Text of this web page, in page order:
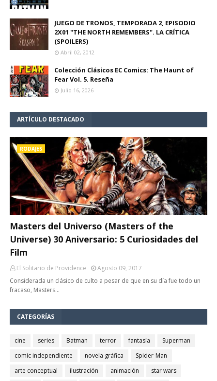
JUEGO DE TRONOS, TEMPORADA 2, EPISODIO
2X01 "THE NORTH REMEMBERS". LA CRÍTICA
(SPOILERS)
Abril 02, 2012
Colección Clásicos EC Comics: The Haunt of
Fear Vol. 5. Reseña
Julio 16, 2026
ARTÍCULO DESTACADO
RODAJES
Masters del Universo (Masters of the
Universe) 30 Aniversario: 5 Curiosidades del
Film
El Solitario de Providence
Agosto 09, 2017
Considerada un clásico de culto a pesar de que en su día fue todo un
fracaso, Masters…
CATEGORÍAS
cine series Batman terror fantasía
Superman
comic independiente
novela gráfica
Spider-Man
arte conceptual
ilustración animación
star wars